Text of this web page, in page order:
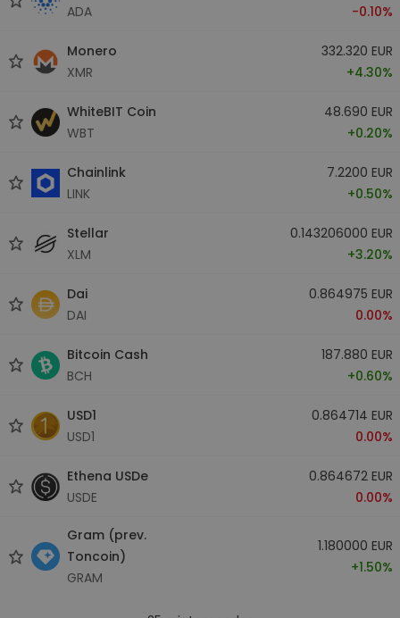
ADA
-0.10%
Monero
XMR
332.320 EUR
+4.30%
WhiteBIT Coin
WBT
48.690 EUR
+0.20%
Chainlink
LINK
7.2200 EUR
+0.50%
Stellar
XLM
0.143206000 EUR
+3.20%
Dai
DAI
0.864975 EUR
0.00%
Bitcoin Cash
BCH
187.880 EUR
+0.60%
USD1
USD1
0.864714 EUR
0.00%
Ethena USDe
USDE
0.864672 EUR
0.00%
Gram (prev.
Toncoin)
GRAM
1.180000 EUR
+1.50%